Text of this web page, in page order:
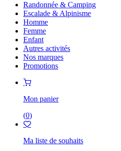
Randonnée & Camping
Escalade & Alpinisme
Homme
Femme
Enfant
Autres activités
Nos marques
Promotions
Mon panier
(0)
Ma liste de souhaits